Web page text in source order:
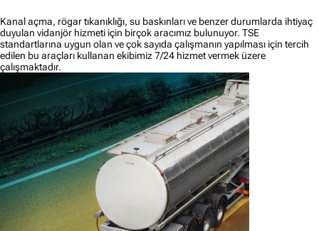
Kanal açma, rögar tıkanıklığı, su baskınları ve benzer durumlarda ihtiyaç
duyulan vidanjör hizmeti için birçok aracımız bulunuyor. TSE
standartlarına uygun olan ve çok sayıda çalışmanın yapılması için tercih
edilen bu araçları kullanan ekibimiz 7/24 hizmet vermek üzere
çalışmaktadır.